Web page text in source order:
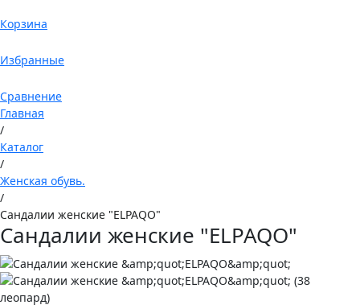
Корзина
Избранные
Сравнение
Главная
/
Каталог
/
Женская обувь.
/
Сандалии женские "ELPAQO"
Сандалии женские "ELPAQO"